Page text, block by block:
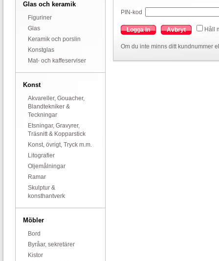
Glas och keramik
Figuriner
Glas
Keramik och porslin
Konstglas
Mat- och kaffeserviser
Konst
Akvareller, Gouacher,
Blandtekniker &
Teckningar
Etsningar, Gravyrer,
Träsnitt & Kopparstick
Konst, övrigt, Tryck m.m.
Litografier
Oljemålningar
Ramar
Skulptur &
konsthantverk
Möbler
Bord
Byråar, sekretärer
Kistor
PIN-kod
Logga in Avbryt Håll
Om du inte minns ditt kundnummer